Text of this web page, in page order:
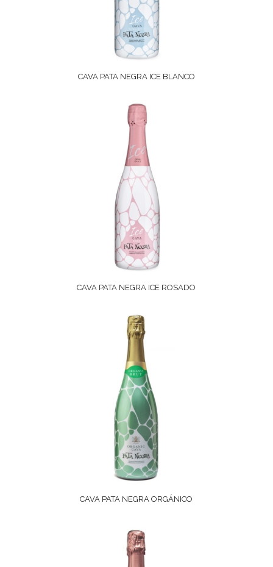
CAVA PATA NEGRA ICE BLANCO
CAVA PATA NEGRA ICE ROSADO
CAVA PATA NEGRA ORGÁNICO